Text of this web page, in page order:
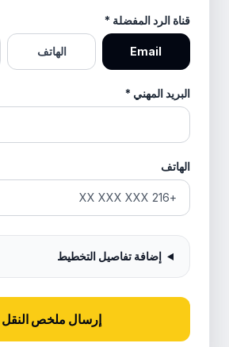
قناة الرد المفضلة *
Email الهاتف
البريد المهني *
الهاتف
إضافة تفاصيل التخطيط
إرسال ملخص النقل